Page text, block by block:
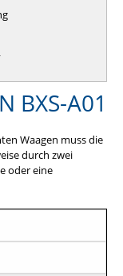
BXS-A01
Waagen muss die
durch zwei
oder eine